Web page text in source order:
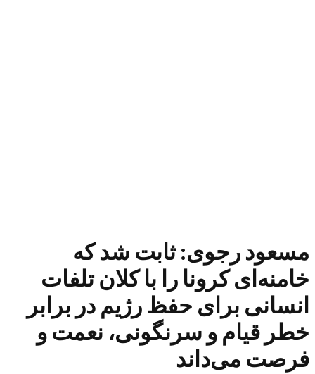
مسعود رجوی: ثابت شد که
خامنه‌ای کرونا را با کلان تلفات
انسانی برای حفظ رژیم در برابر
خطر قیام و سرنگونی، نعمت و
فرصت می‌داند